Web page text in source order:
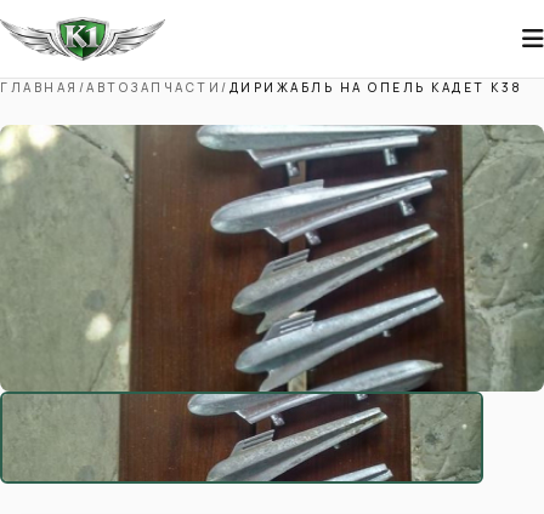
ГЛАВНАЯ /АВТОЗАПЧАСТИ / ДИРИЖАБЛЬ НА ОПЕЛЬ КАДЕТ К38